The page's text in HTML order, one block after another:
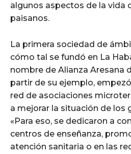
algunos aspectos de la vida
paisanos.
La primera sociedad de
cómo tal se fundó en La
nombre de Alianza Aresana
partir de su ejemplo,
red de asociaciones
a mejorar la situación de los
«Para eso, se dedicaron a
centros de enseñanza,
atención sanitaria o en las